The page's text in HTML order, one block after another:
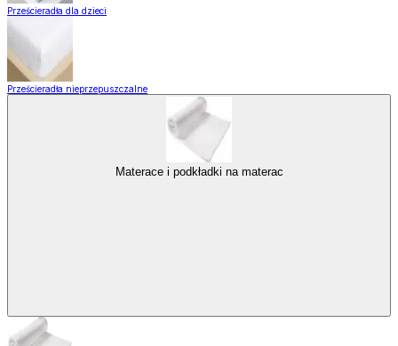
Prześcieradła dla dzieci
Prześcieradła nieprzepuszczalne
Materace i podkładki na materac